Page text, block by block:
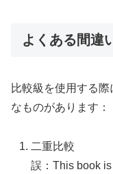
よくある間違
比較級を使用する
なものがあります：
二重比較
誤：This book